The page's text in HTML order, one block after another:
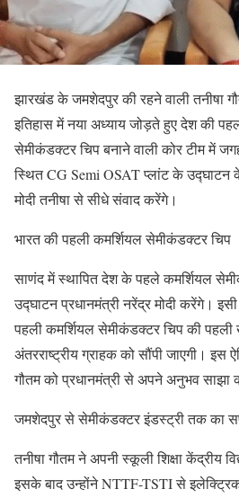
झारखंड के जमशेदपुर की रहने वाली तनीषा
इतिहास में नया अध्याय जोड़ते हुए देश की
सेमीकंडक्टर चिप बनाने वाली कोर टीम में
स्थित CG Semi OSAT प्लांट के उद्घाटन
मोदी तनीषा से सीधे संवाद करेंगे।
भारत की पहली कमर्शियल सेमीकंडक्टर चिप
साणंद में स्थापित देश के पहले कमर्शियल
उद्घाटन प्रधानमंत्री नरेंद्र मोदी करेंगे।
पहली कमर्शियल सेमीकंडक्टर चिप की
अंतरराष्ट्रीय ग्राहक को सौंपी जाएगी। इस
गौतम को प्रधानमंत्री से अपने अनुभव साझा
जमशेदपुर से सेमीकंडक्टर इंडस्ट्री तक का
तनीषा गौतम ने अपनी स्कूली शिक्षा केंद्रीय
इसके बाद उन्होंने NTTF-TSTI से